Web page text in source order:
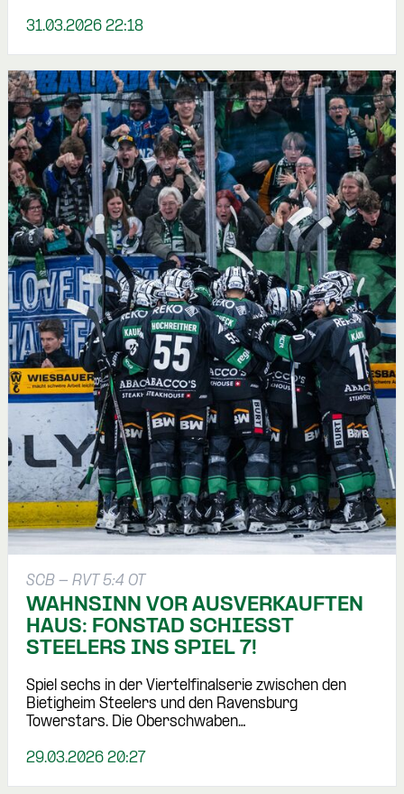
31.03.2026 22:18
SCB - RVT 5:4 OT
WAHNSINN VOR AUSVERKAUFTEN
HAUS: FONSTAD SCHIESST S
TEELERS INS SPIEL 7!
Spiel sechs in der Viertelfinalserie zwischen den
Bietigheim Steelers und den Ravensburg
Towerstars. Die Oberschwaben…
29.03.2026 20:27